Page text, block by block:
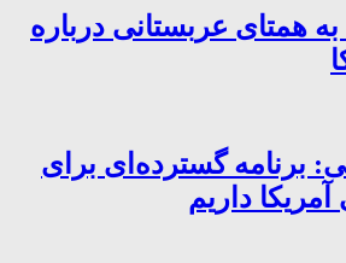
همتای عربستانی درباره
برنامه گسترده‌ای برای
داریم